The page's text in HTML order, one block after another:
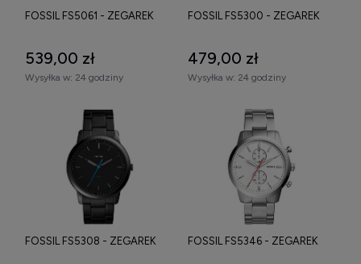
FOSSIL FS5061 - ZEGAREK
539,00 zł
Wysyłka w: 24 godziny
FOSSIL FS5300 - ZEGAREK
479,00 zł
Wysyłka w: 24 godziny
FOSSIL FS5308 - ZEGAREK FOSSIL FS5346 - ZEGAREK